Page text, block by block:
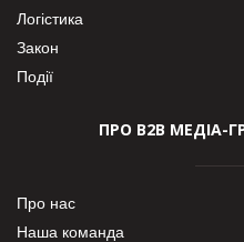
Логістика
Закон
Події
ПРО В2В МЕДІА-
Про нас
Наша команда